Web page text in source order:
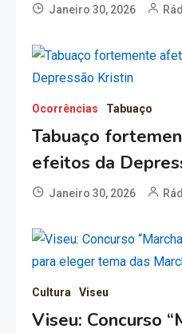
Janeiro 30, 2026
Ocorrências Tabuaço
Tabuaço
efeitos da
Janeiro 30, 2026
Cultura Viseu
Viseu: Concurso